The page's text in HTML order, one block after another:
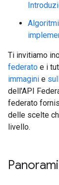
Ti invitiamo
federato e i
immagini e
dell'API
federato
delle scelte
livello.